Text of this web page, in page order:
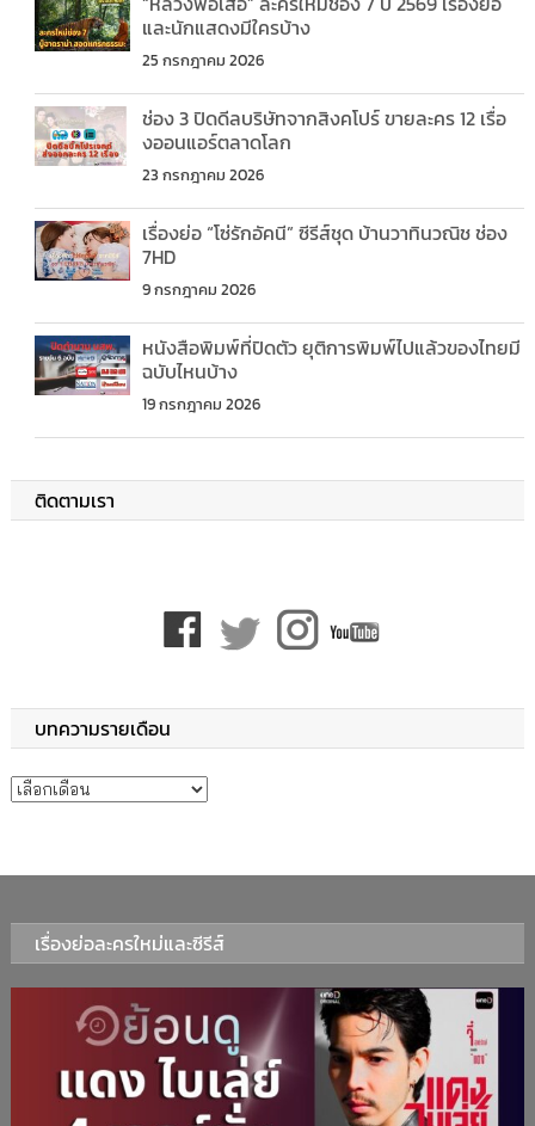
และนักแสดงมีใครบ้าง
25 กรกฎาคม 2026
ช่อง 3 ปิดดีลบริษัทจากสิงคโปร์ ขายละคร 12 เรื่อ
งออนแอร์ตลาดโลก
23 กรกฎาคม 2026
เรื่องย่อ “โซ่รักอัคนี” ซีรีส์ชุด บ้านวาทินวณิช ช่อง
7HD
9 กรกฎาคม 2026
หนังสือพิมพ์ที่ปิดตัว ยุติการพิมพ์ไปแล้วของไทยมี
ฉบับไหนบ้าง
19 กรกฎาคม 2026
ติดตามเรา
บทความรายเดือน
บทความรายเดือน
เรื่องย่อละครใหม่และซีรีส์